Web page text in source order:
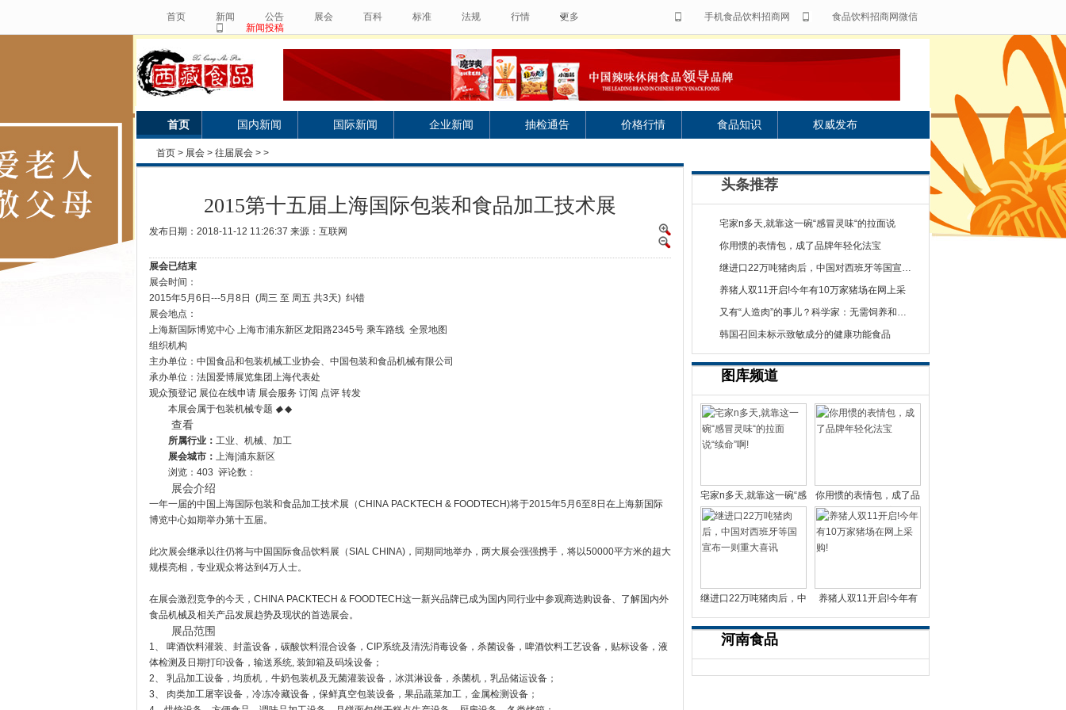
首页 新闻 公告 展会 百科 标准 法规 行情 更多 手机食品饮料招商网
食品饮料招商网微信
新闻投稿
首页 国内新闻 国际新闻 企业新闻 抽检通告 价格行情 食品知识 权威发布
首页 > 展会 > 往届展会 > >
2015第十五届上海国际包装和食品加工技术展
发布日期：2018-11-12 11:26:37 来源：互联网
展会已结束
展会时间：
2015年5月6日---5月8日 (周三 至 周五 共3天) 纠错
展会地点：
上海新国际博览中心 上海市浦东新区龙阳路2345号 乘车路线 全景地图
组织机构
主办单位：中国食品和包装机械工业协会、中国包装和食品机械有限公司
承办单位：法国爱博展览集团上海代表处
观众预登记 展位在线申请 展会服务 订阅 点评 转发
本展会属于包装机械专题 ◆◆
查看
所属行业： 工业、机械、加工
展会城市： 上海|浦东新区
浏览：403 评论数：
展会介绍
一年一届的中国上海国际包装和食品加工技术展（CHINA PACKTECH & FOODTECH)将于2015年5月6至8日在上海新国际
博览中心如期举办第十五届。
此次展会继承以往仍将与中国国际食品饮料展（SIAL CHINA)，同期同地举办，两大展会强强携手，将以50000平方米的超大
规模亮相，专业观众将达到4万人士。
在展会激烈竞争的今天，CHINA PACKTECH & FOODTECH这一新兴品牌已成为国内同行业中参观商选购设备、了解国内外
食品机械及相关产品发展趋势及现状的首选展会。
展品范围
1、 啤酒饮料灌装、封盖设备，碳酸饮料混合设备，CIP系统及清洗消毒设备，杀菌设备，啤酒饮料工艺设备，贴标设备，液
体检测及日期打印设备，输送系统, 装卸箱及码垛设备；
2、 乳品加工设备，均质机，牛奶包装机及无菌灌装设备，冰淇淋设备，杀菌机，乳品储运设备；
3、 肉类加工屠宰设备，冷冻冷藏设备，保鲜真空包装设备，果品蔬菜加工，金属检测设备；
头条推荐
宅家n多天,就靠这一碗“感冒灵味“的拉面说
你用惯的表情包，成了品牌年轻化法宝
继进口22万吨猪肉后，中国对西班牙等国宣布一
养猪人双11开启!今年有10万家猪场在网上采
又有“人造肉”的事儿？科学家：无需饲养和屠宰
韩国召回未标示致敏成分的健康功能食品
图库频道
宅家n多天,就靠这一碗“感
冒灵味“的拉面说
你用惯的表情包，成了品
牌年轻化法宝
继进口22万吨猪肉后，中
养猪人双11开启!今年有
河南食品